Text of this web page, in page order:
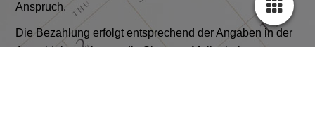
Anspruch.
Die Bezahlung erfolgt entsprechend der Angaben in der
Anmeldebestätigung, die Sie per e-Mail erhalten.